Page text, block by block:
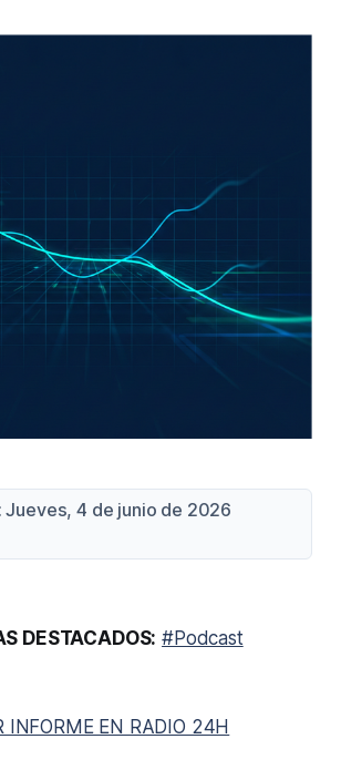
Jueves, 4 de junio de 2026
DESTACADOS: #Podcast
INFORME EN RADIO 24H